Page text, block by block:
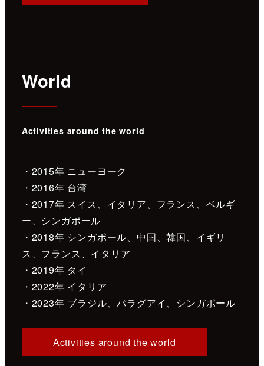
World
Activities around the world
・2015年 ニューヨーク
・2016年 台湾
・2017年 スイス、イタリア、フランス、ベルギ
ー、シンガポール
・2018年 シンガポール、中国、韓国、イギリ
ス、フランス、イタリア
・2019年 タイ
・2022年 イタリア
・2023年 ブラジル、パラグアイ、シンガポール
Activities around the world